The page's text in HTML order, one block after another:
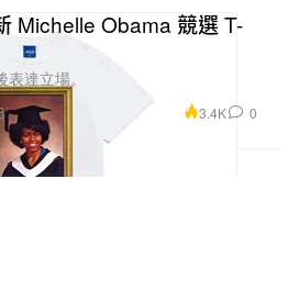
Michelle Obama 競選 T-
達立場。
3.4K 0